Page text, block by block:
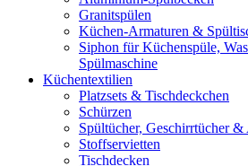
Granitspülen
Küchen-Armaturen &
Siphon für Küchenspüle,
Spülmaschine
Küchentextilien
Platzsets & Tischdeckchen
Schürzen
Spültücher, Geschirrtücher
Stoffservietten
Tischdecken